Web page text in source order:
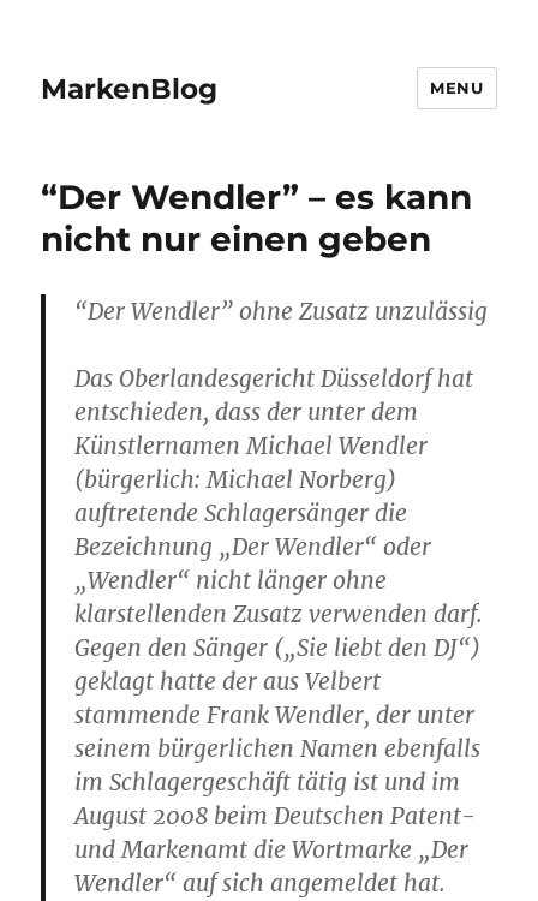
MarkenBlog MENU
“Der Wendler” – es kann
nicht nur einen geben
“Der Wendler” ohne Zusatz unzulässig
Das Oberlandesgericht Düsseldorf hat
entschieden, dass der unter dem
Künstlernamen Michael Wendler
(bürgerlich: Michael Norberg)
auftretende Schlagersänger die
Bezeichnung „Der Wendler“ oder
„Wendler“ nicht länger ohne
klarstellenden Zusatz verwenden darf.
Gegen den Sänger („Sie liebt den DJ“)
geklagt hatte der aus Velbert
stammende Frank Wendler, der unter
seinem bürgerlichen Namen ebenfalls
im Schlagergeschäft tätig ist und im
August 2008 beim Deutschen Patent-
und Markenamt die Wortmarke „Der
Wendler“ auf sich angemeldet hat.